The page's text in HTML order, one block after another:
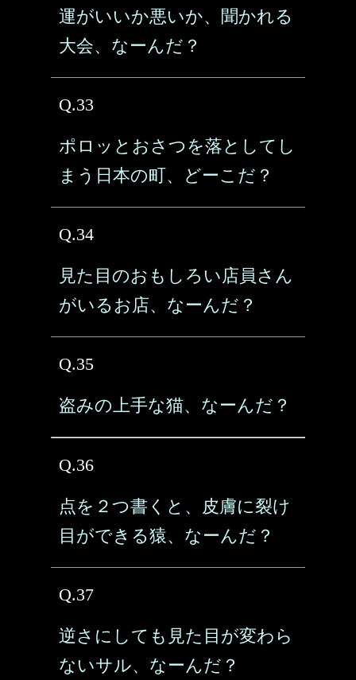
運がいいか悪いか、聞かれる
大会、なーんだ？
Q.33
ポロッとおさつを落としてし
まう日本の町、どーこだ？
Q.34
見た目のおもしろい店員さん
がいるお店、なーんだ？
Q.35
盗みの上手な猫、なーんだ？
Q.36
点を２つ書くと、皮膚に裂け
目ができる猿、なーんだ？
Q.37
逆さにしても見た目が変わら
ないサル、なーんだ？